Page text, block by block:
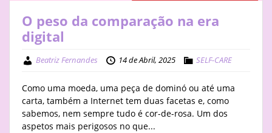
O peso da comparação na era
digital
Beatriz Fernandes 14 de Abril, 2025 SELF-CARE
Como uma moeda, uma peça de dominó ou até uma
carta, também a Internet tem duas facetas e, como
sabemos, nem sempre tudo é cor-de-rosa. Um dos
aspetos mais perigosos no que...